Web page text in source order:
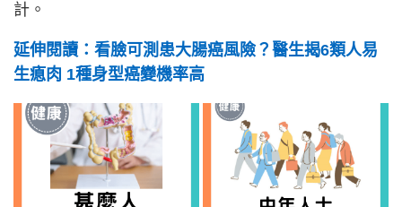
計。
延伸閱讀：看臉可測患大腸癌風險？醫生揭6類人易
生瘜肉 1種身型癌變機率高